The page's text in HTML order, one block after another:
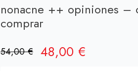
nonacne ++ opiniones –
comprar
54,00€ El
48,00 €